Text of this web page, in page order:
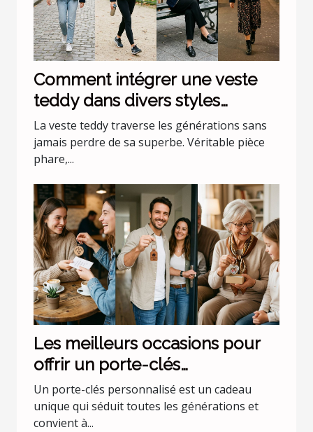
Comment intégrer une veste
teddy dans divers styles
vestimentaires ?
La veste teddy traverse les générations sans
jamais perdre de sa superbe. Véritable pièce
phare,...
Les meilleurs occasions pour
offrir un porte-clés
personnalisé
Un porte-clés personnalisé est un cadeau
unique qui séduit toutes les générations et
convient à...